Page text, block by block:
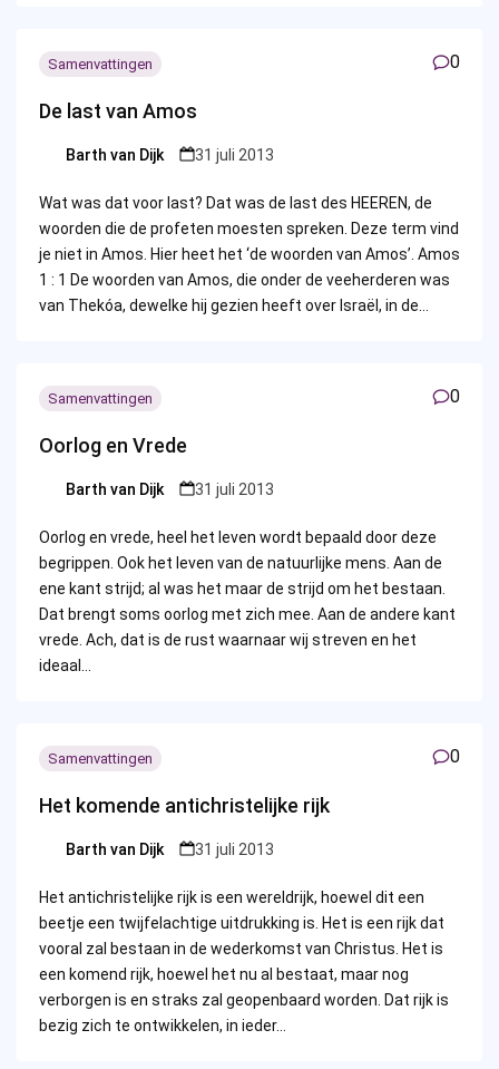
Samenvattingen 0
De last van Amos
Posted
Barth van Dijk 31 juli 2013
Wat was dat voor last? Dat was de last des HEEREN, de
woorden die de profeten moesten spreken. Deze term vind
je niet in Amos. Hier heet het ‘de woorden van Amos’. Amos
1 : 1 De woorden van Amos, die onder de veeherderen was
van Thekóa, dewelke hij gezien heeft over Israël, in de…
Samenvattingen 0
Oorlog en Vrede
Posted
Barth van Dijk 31 juli 2013
Oorlog en vrede, heel het leven wordt bepaald door deze
begrippen. Ook het leven van de natuurlijke mens. Aan de
ene kant strijd; al was het maar de strijd om het bestaan.
Dat brengt soms oorlog met zich mee. Aan de andere kant
vrede. Ach, dat is de rust waarnaar wij streven en het
ideaal…
Samenvattingen 0
Het komende antichristelijke rijk
Posted
Barth van Dijk 31 juli 2013
Het antichristelijke rijk is een wereldrijk, hoewel dit een
beetje een twijfelachtige uitdrukking is. Het is een rijk dat
vooral zal bestaan in de wederkomst van Christus. Het is
een komend rijk, hoewel het nu al bestaat, maar nog
verborgen is en straks zal geopenbaard worden. Dat rijk is
bezig zich te ontwikkelen, in ieder…